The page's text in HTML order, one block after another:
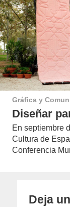
Gráfica y
Diseñar
En septiembre
Cultura de
Conferencia
Deja